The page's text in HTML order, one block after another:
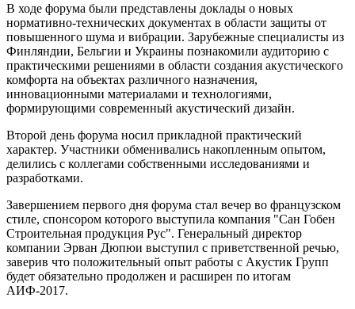
В ходе форума были представлены доклады о новых
нормативно-технических документах в области защиты от
повышенного шума и вибрации. Зарубежные специалисты из
Финляндии, Бельгии и Украины познакомили аудиторию с
практическими решениями в области создания акустического
комфорта на объектах различного назначения,
инновационными материалами и технологиями,
формирующими современный акустический дизайн.
Второй день форума носил прикладной практический
характер. Участники обменивались накопленным опытом,
делились с коллегами собственными исследованиями и
разработками.
Завершением первого дня форума стал вечер во французском
стиле, спонсором которого выступила компания "Сан Гобен
Строительная продукция Рус". Генеральный директор
компании Эрван Дюпюи выступил с приветственной речью,
заверив что положительный опыт работы с Акустик Групп
будет обязательно продолжен и расширен по итогам
АИФ-2017.